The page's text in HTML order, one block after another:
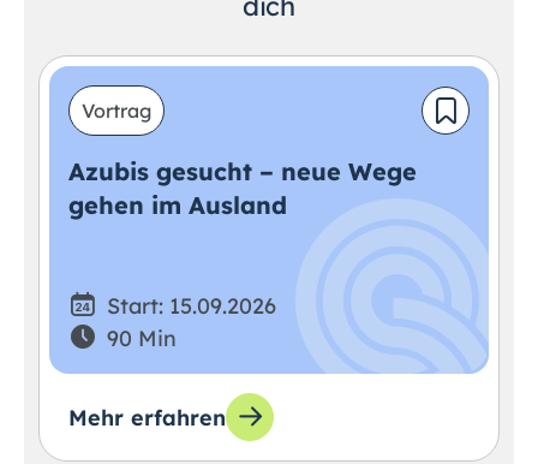
Vortrag
Azubis gesucht – neue Wege
gehen im Ausland
Start: 15.09.2026
90 Min
Mehr erfahren